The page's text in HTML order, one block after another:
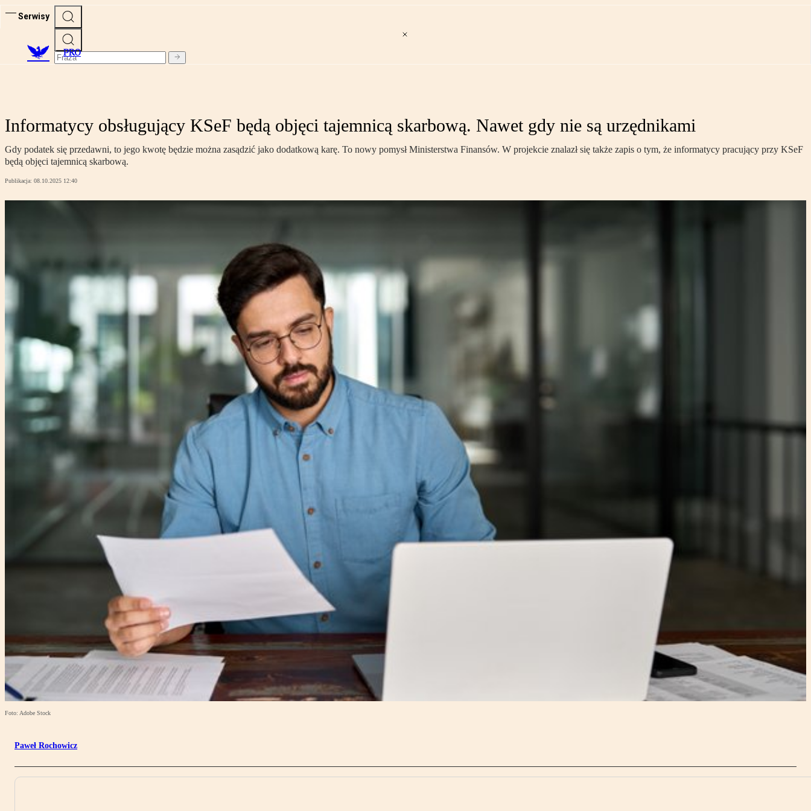
Serwisy
PRO
Informatycy obsługujący KSeF będą objęci tajemnicą skarbową. Nawet gdy nie są urzędnikami
Gdy podatek się przedawni, to jego kwotę będzie można zasądzić jako dodatkową karę. To nowy pomysł Ministerstwa Finansów. W projekcie znalazł się także zapis o tym, że informatycy pracujący przy KSeF
będą objęci tajemnicą skarbową.
Publikacja: 08.10.2025 12:40
Foto: Adobe Stock
Paweł Rochowicz